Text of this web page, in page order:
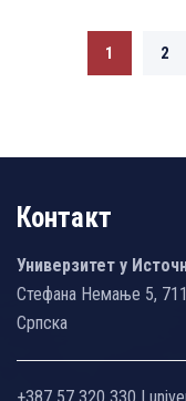
1 2
Контакт
Универзитет у
Стефана Немање 5,
Српска